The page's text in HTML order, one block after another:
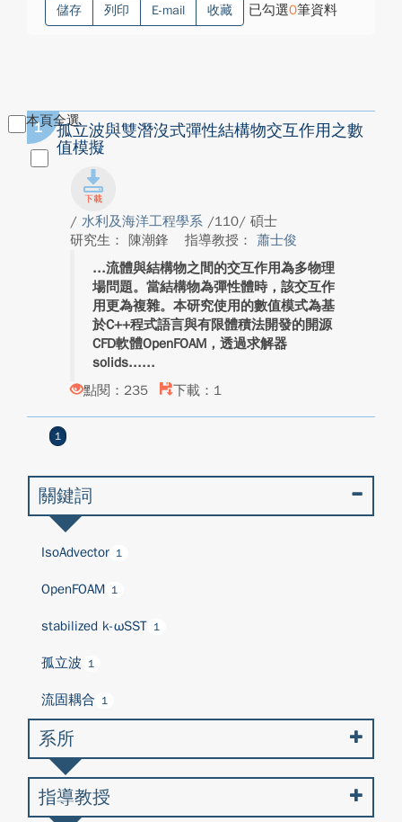
儲存 列印 E-mail 收藏 已勾選0筆資料
本頁全選
1
孤立波與雙潛沒式彈性結構物交互作用之數
值模擬
/ 水利及海洋工程學系 /110/ 碩士
研究生： 陳潮鋒
指導教授： 蕭士俊
流體與結構物之間的交互作用為多物理
場問題。當結構物為彈性體時，該交互作
用更為複雜。本研究使用的數值模式為基
於C++程式語言與有限體積法開發的開源
CFD軟體OpenFOAM，透過求解器
solids...
點閱：235
下載：1
1
關鍵詞
IsoAdvector 1
OpenFOAM 1
stabilized k-ωSST 1
孤立波 1
流固耦合 1
系所
指導教授